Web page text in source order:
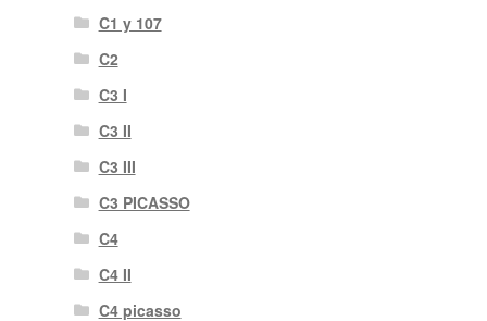
C1 y 107
C2
C3 I
C3 II
C3 III
C3 PICASSO
C4
C4 II
C4 picasso